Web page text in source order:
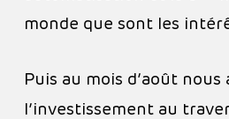
monde que sont les
Puis au mois d’août nous
l’investissement au